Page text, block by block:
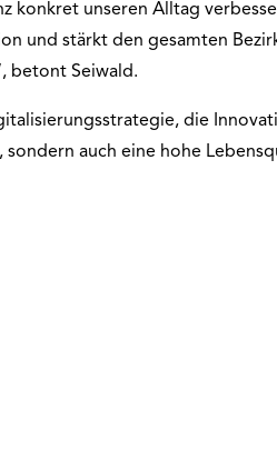
konkret unseren Alltag
und stärkt den gesamten
betont Seiwald.
die
auch eine hohe